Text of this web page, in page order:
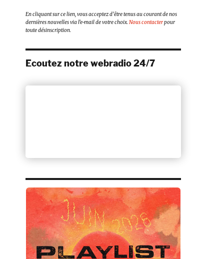
En cliquant sur ce lien, vous acceptez d’être tenus au courant de nos
dernières nouvelles via l’e-mail de votre choix.Nous contacterpour
toute désinscription.
Ecoutez notre webradio 24/7